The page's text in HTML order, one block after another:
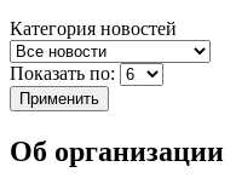
Категория новостей
Показать по:
Об организации